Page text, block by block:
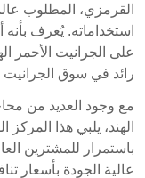
القرمزي، المطلوب
استخداماته. يُعرف
على الجرانيت الأحمر
رائد في سوق الجرانيت
مع وجود العديد من
الهند، يلبي هذا
عالية الجودة بأسعار